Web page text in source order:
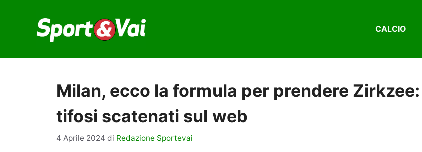
contenuto
CALCIO
Milan, ecco la formula per prendere Zirkzee:
tifosi scatenati sul web
4 Aprile 2024 di Redazione Sportevai